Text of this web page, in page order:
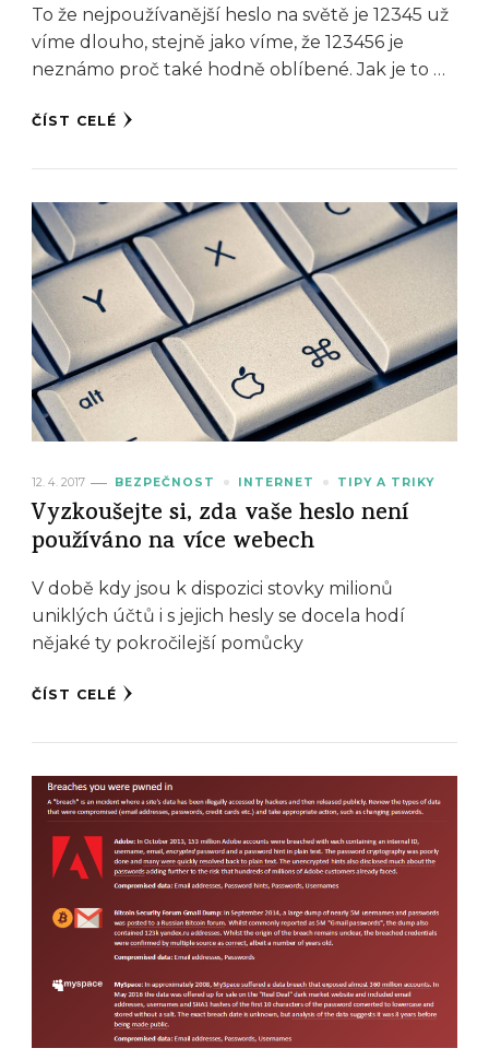
To že nejpoužívanější heslo na světě je 12345 už
víme dlouho, stejně jako víme, že 123456 je
neznámo proč také hodně oblíbené. Jak je to …
ČÍST CELÉ
12. 4. 2017 BEZPEČNOST INTERNET TIPY A TRIKY
Vyzkoušejte si, zda vaše heslo není
používáno na více webech
V době kdy jsou k dispozici stovky milionů
uniklých účtů i s jejich hesly se docela hodí
nějaké ty pokročilejší pomůcky
ČÍST CELÉ